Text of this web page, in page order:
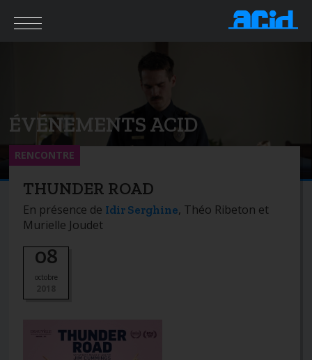
ÉVÉNEMENTS ACID
THUNDER ROAD
En présence de Idir Serghine, Théo Ribeton et
Murielle Joudet
08
octobre
RENCONTRE